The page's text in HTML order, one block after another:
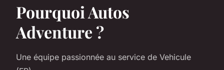
Pourquoi Autos
Adventure ?
Une équipe passionnée au service de Vehicule